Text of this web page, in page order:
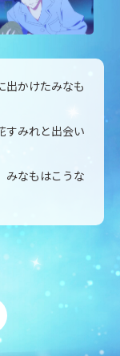
出かけたみなも
すみれと出会い
みなもはこうな